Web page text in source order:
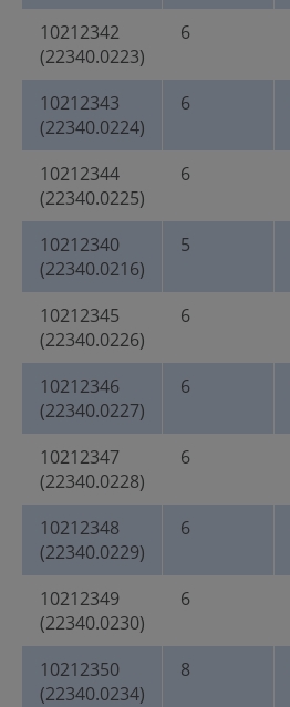
10212342
(22340.0223)
6
10212343
(22340.0224)
6
10212344
(22340.0225)
6
10212340
(22340.0216)
5
10212345
(22340.0226)
6
10212346
(22340.0227)
6
10212347
(22340.0228)
6
10212348
(22340.0229)
6
10212349
(22340.0230)
6
10212350
(22340.0234)
8